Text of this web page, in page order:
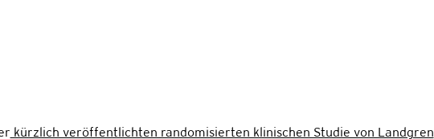
kürzlich veröffentlichten randomisierten klinischen Studie von Landgren